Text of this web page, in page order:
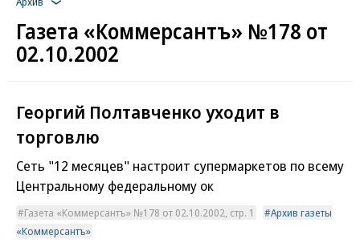
Газета «Коммерсантъ» №178 от
02.10.2002
Георгий Полтавченко уходит в
торговлю
Сеть "12 месяцев" настроит супермаркетов по всему
Центральному федеральному ок
Газета «Коммерсантъ» №178 от 02.10.2002, стр. 1
Архив газеты
«Коммерсантъ»